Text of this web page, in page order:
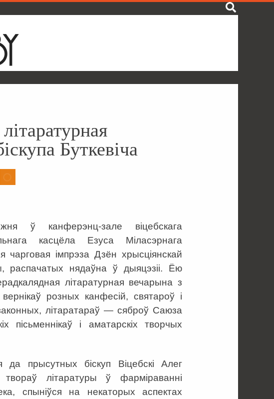
Буткевіча
ў канферэнц-зале віцебскага
касцёла Езуса Міласэрнага
чарговая імпрэза Дзён хрысціянскай
распачатых нядаўна ў дыяцэзіі. Ёю
літаратурная вечарына з
розных канфесій, святароў і
літаратараў — сяброў Саюза
пісьменнікаў і аматарскіх творчых
прысутных біскуп Віцебскі Алег
літаратуры ў фарміраванні
спыніўся на некаторых аспектах